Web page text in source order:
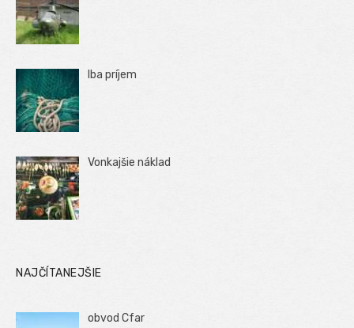
Iba príjem
Vonkajšie náklad
NAJČÍTANEJŠIE
obvod Cfar